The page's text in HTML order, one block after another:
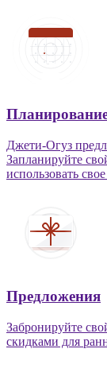
Джети-Огуз
Запланируйте
использовать
Предложения
Забронируйте
скидками для